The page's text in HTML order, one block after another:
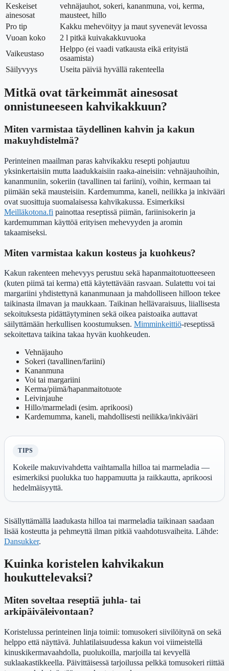
Keskeiset
ainesosat
vehnäjauhot, sokeri, kananmuna, voi, kerma,
mausteet, hillo
Pro tip
Kakku mehevöityy ja maut syvenevät levossa
Vuoan koko
2 l pitkä kuivakakkuvuoka
Vaikeustaso
Helppo (ei vaadi vatkausta eikä erityistä
osaamista)
Säilyvyys
Useita päiviä hyvällä rakenteella
Mitkä ovat tärkeimmät ainesosat
onnistuneeseen kahvikakkuun?
Miten varmistaa täydellinen kahvin ja kakun
makuyhdistelmä?
Perinteinen maailman paras kahvikakku resepti pohjautuu
yksinkertaisiin mutta laadukkaisiin raaka-aineisiin: vehnäjauhoihin,
kananmuniin, sokeriin (tavallinen tai fariini), voihin, kermaan tai
piimään sekä mausteisiin. Kardemumma, kaneli, neilikka ja inkivääri
ovat suosittuja suomalaisessa kahvikakussa. Esimerkiksi
Meilläkotona.fi painottaa reseptissä piimän, fariinisokerin ja
kardemumman käyttöä erityisen mehevyyden ja aromin
takaamiseksi.
Miten varmistaa kakun kosteus ja kuohkeus?
Kakun rakenteen mehevyys perustuu sekä hapanmaitotuotteeseen
(kuten piimä tai kerma) että käytettävään rasvaan. Sulatettu voi tai
margariini yhdistettynä kananmunaan ja mahdolliseen hilloon tekee
taikinasta ilmavan ja maukkaan. Taikinan hellävaraisuus, liiallisesta
sekoituksesta pidättäytyminen sekä oikea paistoaika auttavat
säilyttämään herkullisen koostumuksen. Mimminkeittiö-reseptissä
sekoitettava taikina takaa hyvän kuohkeuden.
Vehnäjauho
Sokeri (tavallinen/fariini)
Kananmuna
Voi tai margariini
Kerma/piimä/hapanmaitotuote
Leivinjauhe
Hillo/marmeladi (esim. aprikoosi)
Kardemumma, kaneli, mahdollisesti neilikka/inkivääri
TIPS
Kokeile makuvivahdetta vaihtamalla hilloa tai marmeladia —
esimerkiksi puolukka tuo happamuutta ja raikkautta, aprikoosi
hedelmäisyyttä.
Sisällyttämällä laadukasta hilloa tai marmeladia taikinaan saadaan
lisää kosteutta ja pehmeyttä ilman pitkiä vaahdotusvaiheita. Lähde:
Dansukker.
Kuinka koristelen kahvikakun
houkuttelevaksi?
Miten soveltaa reseptiä juhla- tai
arkipäiväleivontaan?
Koristelussa perinteinen linja toimii: tomusokeri siivilöitynä on sekä
helppo että näyttävä. Juhlatilaisuudessa kakun voi viimeistellä
kinuskikermavaahdolla, puolukoilla, marjoilla tai kevyellä
suklaakastikkeella. Päivittäisessä tarjoilussa pelkkä tomusokeri riittää